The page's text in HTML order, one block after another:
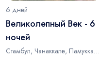
6 дней
Великолепный Век - 6
ночей
Стамбул, Чанаккале, Памуккале, Анталья